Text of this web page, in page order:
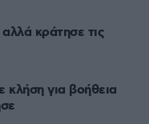
κράτησε τις
κλήση για βοήθεια